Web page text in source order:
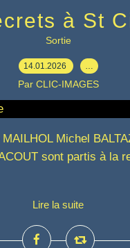
à St
Sortie
14.01.2026 …
Par CLIC-IMAGES
Michel
sont partis à la
Lire la suite